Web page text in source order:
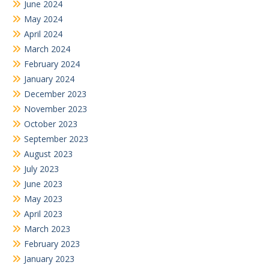
June 2024
May 2024
April 2024
March 2024
February 2024
January 2024
December 2023
November 2023
October 2023
September 2023
August 2023
July 2023
June 2023
May 2023
April 2023
March 2023
February 2023
January 2023